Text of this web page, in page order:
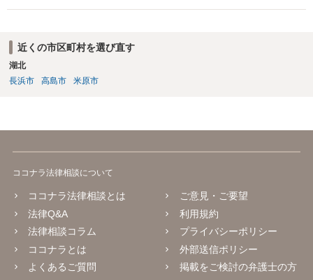
近くの市区町村を選び直す
湖北
長浜市
高島市 米原市
ココナラ法律相談について
ココナラ法律相談とは
法律Q&A
法律相談コラム
ココナラとは
よくあるご質問
ご意見・ご要望
利用規約
プライバシーポリシー
外部送信ポリシー
掲載をご検討の弁護士の方